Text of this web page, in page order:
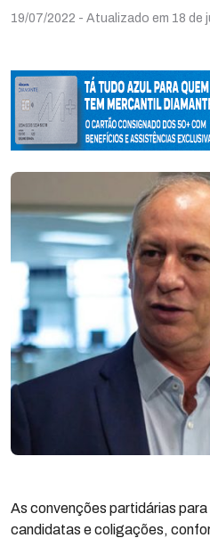
19/07/2022 - Atualizado em 18 de
As convenções partidárias
candidatas e coligações,